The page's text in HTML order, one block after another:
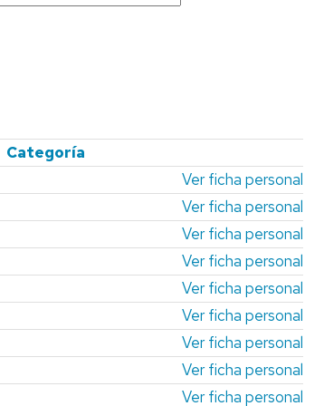
Categoría
Ver ficha personal
Ver ficha personal
Ver ficha personal
Ver ficha personal
Ver ficha personal
Ver ficha personal
Ver ficha personal
Ver ficha personal
Ver ficha personal